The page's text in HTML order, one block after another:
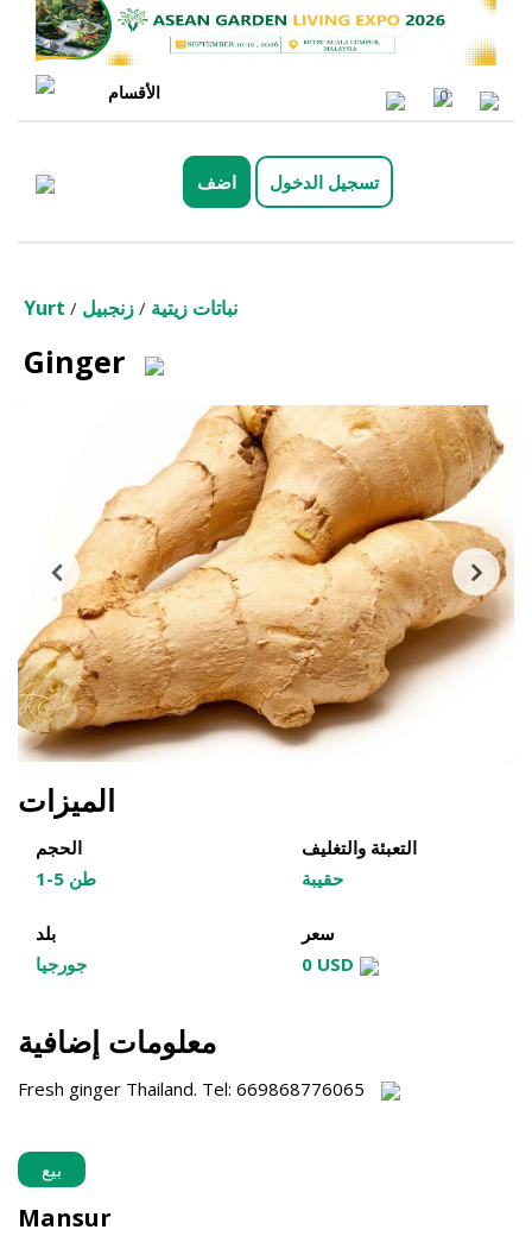
الأقسام 0
تسجيل الدخول اضف
Yurt / نباتات زيتية / زنجبيل
Ginger
الميزات
الحجم
1-5 طن
التعبئة والتغليف
حقيبة
بلد
جورجيا
سعر
0 USD
معلومات إضافية
Fresh ginger Thailand. Tel: 669868776065
بيع
Mansur